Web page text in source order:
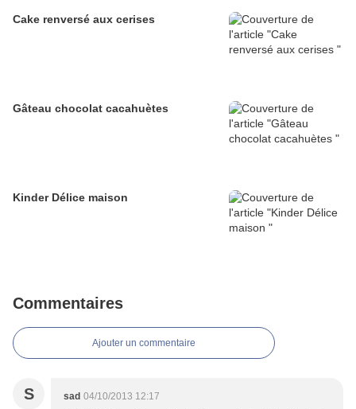
Cake renversé aux cerises
Gâteau chocolat cacahuètes
Kinder Délice maison
Commentaires
Ajouter un commentaire
S sad 04/10/2013 12:17